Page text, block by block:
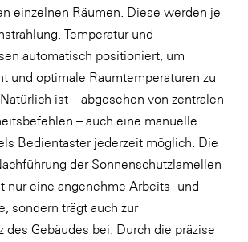
Medien Österreich
Salzburg
Fahrzeughandel und
Finanzdienstleister
einzelnen Räumen. Diese werden je
Temperatur und
automatisch positioniert, um
und optimale Raumtemperaturen zu
ist – abgesehen von zentralen
– auch eine manuelle
Bedientaster jederzeit möglich. Die
der Sonnenschutzlamellen
nur eine angenehme Arbeits- und
sondern trägt auch zur
des Gebäudes bei. Durch die präzise